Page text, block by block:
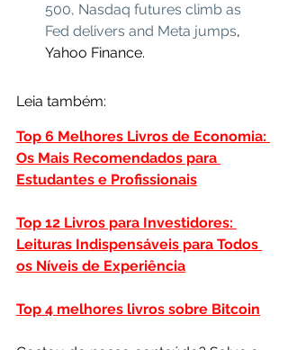
500, Nasdaq futures climb as
Fed delivers and Meta jumps,
Yahoo Finance.
Leia também:
Top 6 Melhores Livros de Economia:
Os Mais Recomendados para
Estudantes e Profissionais
Top 12 Livros para Investidores:
Leituras Indispensáveis para Todos
os Níveis de Experiência
Top 4 melhores livros sobre Bitcoin